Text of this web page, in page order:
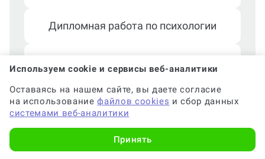
Дипломная работа по психологии
и архитектуре
Дипломная работа по экономике
Дипломная работа по праву
Показать еще
Используем cookie и сервисы веб-аналитики
Оставаясь на нашем сайте, вы даете согласие
на использованиефайлов cookies и сбор данных
системами веб-аналитики
Принять